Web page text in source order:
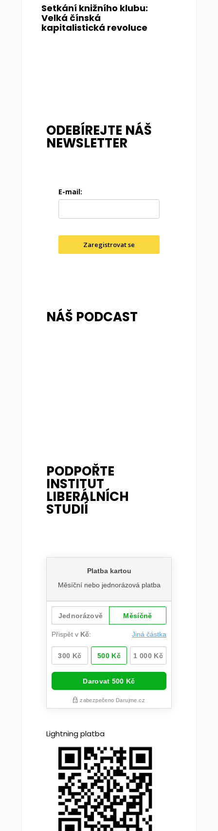
Setkání knižního klubu:
Velká čínská
kapitalistická revoluce
ODEBÍREJTE NÁŠ
NEWSLETTER
E-mail:
Zaregistrovat se
NÁŠ PODCAST
PODPOŘTE
INSTITUT
LIBERÁLNÍCH
STUDIÍ
Lightning platba